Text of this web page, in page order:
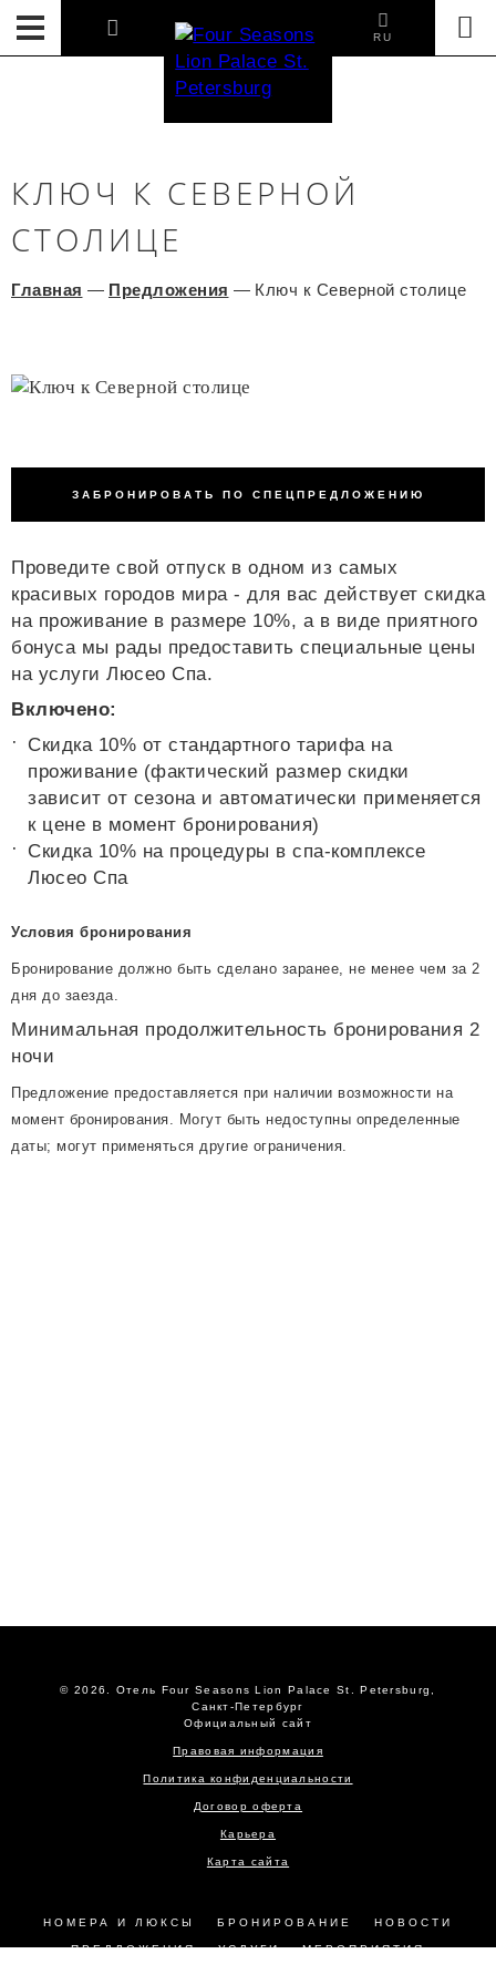
RU
КЛЮЧ К СЕВЕРНОЙ
СТОЛИЦЕ
Главная — Предложения — Ключ к Северной столице
ЗАБРОНИРОВАТЬ ПО СПЕЦПРЕДЛОЖЕНИЮ
Проведите свой отпуск в одном из самых
красивых городов мира - для вас действует скидка
на проживание в размере 10%, а в виде приятного
бонуса мы рады предоставить специальные цены
на услуги Люсео Спа.
Включено:
Скидка 10% от стандартного тарифа на
проживание (фактический размер скидки
зависит от сезона и автоматически применяется
к цене в момент бронирования)
Скидка 10% на процедуры в спа-комплексе
Люсео Спа
Условия бронирования
Бронирование должно быть сделано заранее, не менее чем за 2
дня до заезда.
Минимальная продолжительность бронирования 2
ночи
Предложение предоставляется при наличии возможности на
момент бронирования. Могут быть недоступны определенные
даты; могут применяться другие ограничения.
© 2026. Отель Four Seasons Lion Palace St. Petersburg,
Санкт-Петербург
Официальный сайт
Правовая информация
Политика конфиденциальности
Договор оферта
Карьера
Карта сайта
НОМЕРА И ЛЮКСЫ БРОНИРОВАНИЕ НОВОСТИ
ПРЕДЛОЖЕНИЯ УСЛУГИ МЕРОПРИЯТИЯ